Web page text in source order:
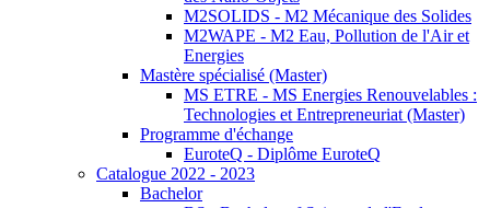
M2SOLIDS - M2 Mécanique des Solides
M2WAPE - M2 Eau, Pollution de l'Air et
Energies
Mastère spécialisé (Master)
MS ETRE - MS Energies Renouvelables :
Technologies et Entrepreneuriat (Master)
Programme d'échange
EuroteQ - Diplôme EuroteQ
Catalogue 2022 - 2023
Bachelor